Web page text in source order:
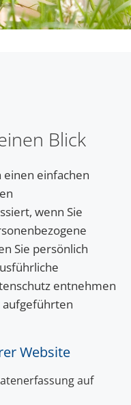
Blick
einen einfachen
wenn Sie
Sie persönlich
entnehmen
aufgeführten
Website
auf